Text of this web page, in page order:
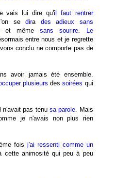
vais lui dire qu'il faut rentrer
se dira des adieux sans
mêmesans sourire.
Le
entre nous et je regrette
conclu ne comporte pas de
avoir jamais été ensemble.
plusieurs dessoirées qui
n'avait pas tenu sa parole. Mais
je n'avais non plus rien
fois j'ai ressenti comme un
cette animosité qui peu à peu